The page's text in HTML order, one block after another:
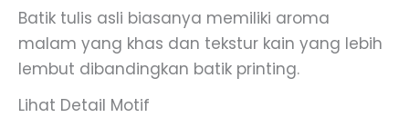
Batik tulis asli biasanya memiliki aroma
malam yang khas dan tekstur kain yang lebih
lembut dibandingkan batik printing.
Lihat Detail Motif